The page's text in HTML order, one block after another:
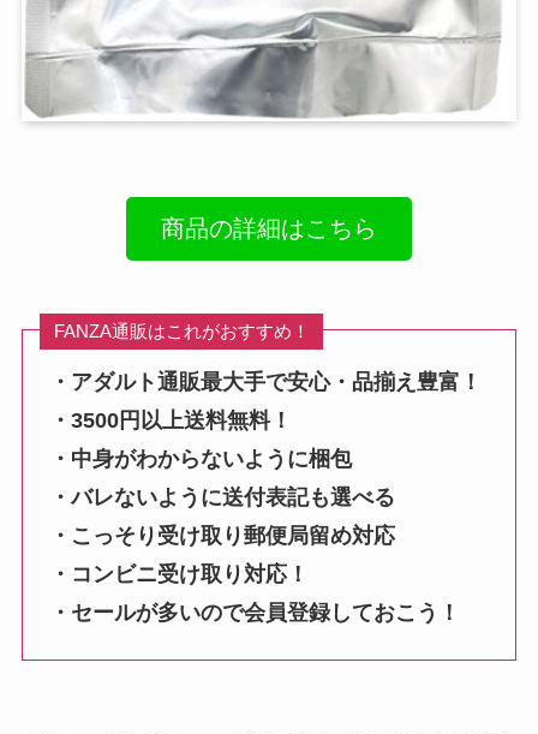
商品の詳細はこちら
FANZA通販はこれがおすすめ！
・アダルト通販最大手で安心・品揃え豊富！
・3500円以上送料無料！
・中身がわからないように梱包
・バレないように送付表記も選べる
・こっそり受け取り郵便局留め対応
・コンビニ受け取り対応！
・セールが多いので会員登録しておこう！